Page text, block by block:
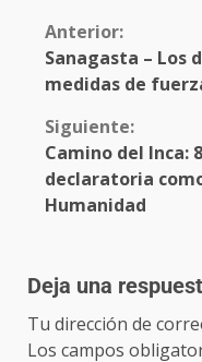
Anterior:
Sanagasta – Los
medidas de
Siguiente:
Camino del Inca:
declaratoria
Humanidad
Deja una
Tu dirección de
Los campos